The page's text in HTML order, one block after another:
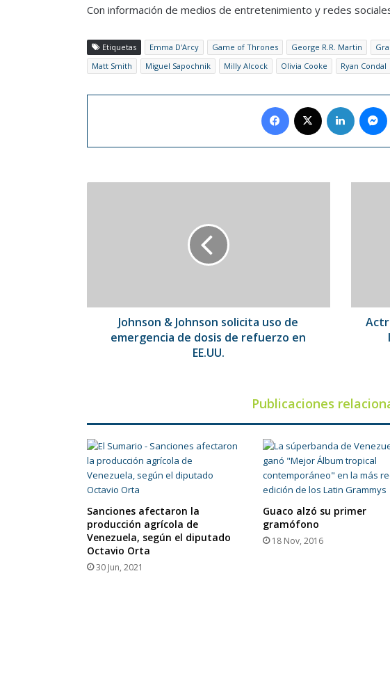
Con información de medios de entretenimiento y redes
Etiquetas Emma D'Arcy Game of Thrones George R.R. Martin
Matt Smith
Miguel Sapochnik Milly Alcock Olivia Cooke Ryan Condal
Facebook LinkedIn
dosis
refuerzo
Johnson & Johnson solicita uso de
emergencia de dosis de refuerzo en
EE.UU.
EEI
19
Publicaciones
Sanciones afectaron la
producción agrícola de
Venezuela, según el diputado
Octavio Orta
30 Jun, 2021
Guaco alzó su primer
gramófono
18 Nov, 2016